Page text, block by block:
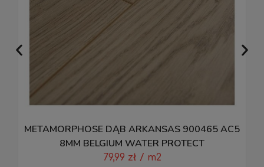
METAMORPHOSE DĄB ARKANSAS 900465 AC5
8MM BELGIUM WATER PROTECT
79,99 zł / m2